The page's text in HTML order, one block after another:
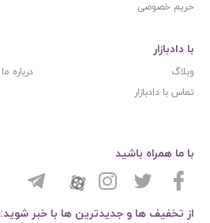
حریم خصوصی
با دادبازار
وبلاگ
درباره ما
تماس با دادبازار
از تخفیف ها و جدیدترین ها با خبر شوید:
با ما همراه باشید